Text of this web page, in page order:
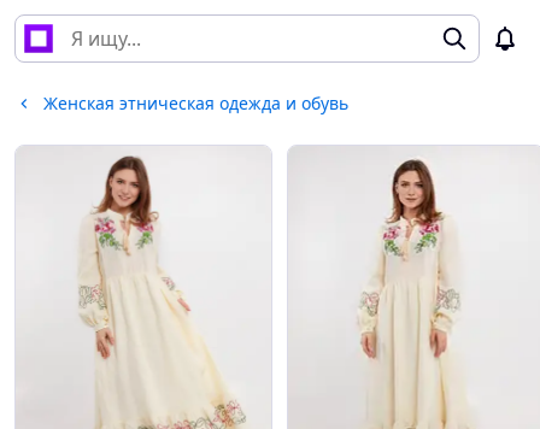
Женская этническая одежда и обувь